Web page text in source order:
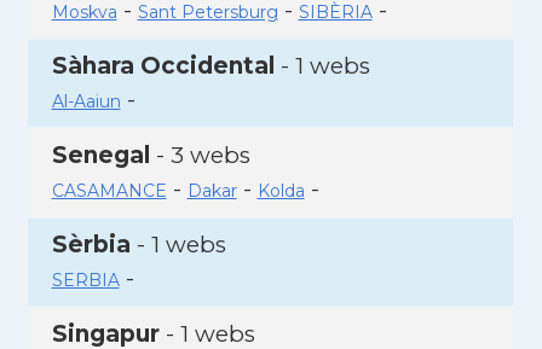
Moskva - Sant Petersburg - SIBÈRIA-
Sàhara Occidental - 1 webs
Al-Aaiun -
Senegal - 3 webs
CASAMANCE - Dakar- Kolda -
Sèrbia - 1 webs
SERBIA-
Singapur- 1 webs